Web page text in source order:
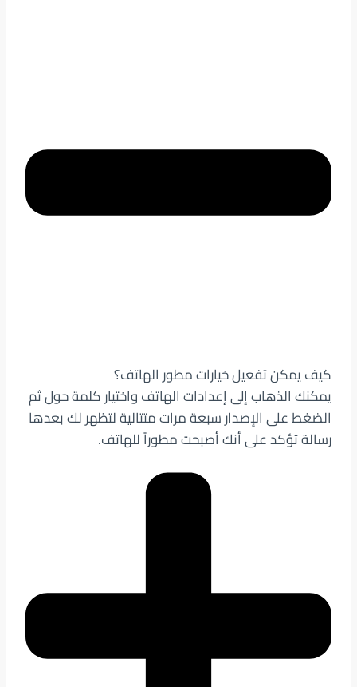
كيف يمكن تفعيل خيارات مطور الهاتف؟
يمكنك الذهاب إلى إعدادات الهاتف واختيار كلمة حول ثم
الضغط على الإصدار سبعة مرات متتالية لتظهر لك بعدها
رسالة تؤكد على أنك أصبحت مطوراً للهاتف.